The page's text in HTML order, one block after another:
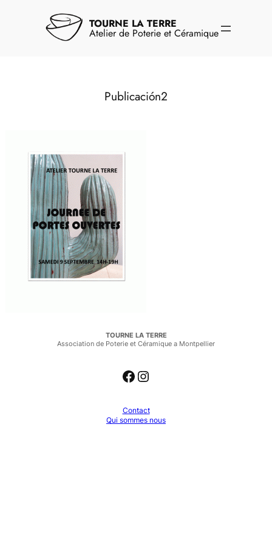
TOURNE LA TERRE
Atelier de Poterie et Céramique
Publicación2
TOURNE LA TERRE
Association de Poterie et Céramique a Montpellier
Facebook Instagram
Contact
Qui sommes nous